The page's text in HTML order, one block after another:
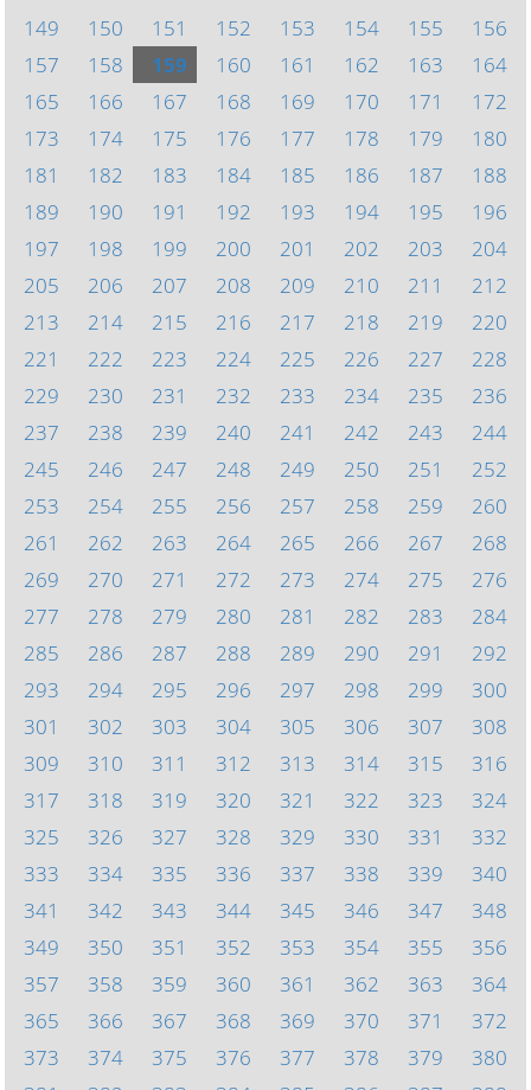
149
150 151 152 153 154 155
156
157
158 159 160 161 162 163
164
165
166 167 168 169 170 171
172
173
174 175 176 177 178 179
180
181
182 183 184 185 186 187
188
189
190 191 192 193 194 195
196
197
198 199 200 201 202 203
204
205
206 207 208 209 210 211
212
213
214 215 216 217 218 219
220
221
222 223 224 225 226 227
228
229
230 231 232 233 234 235
236
237
238 239 240 241 242 243
244
245
246 247 248 249 250 251
252
253
254 255 256 257 258 259
260
261
262 263 264 265 266 267
268
269
270 271 272 273 274 275
276
277
278 279 280 281 282 283
284
285
286 287 288 289 290 291
292
293
294 295 296 297 298 299
300
301
302 303 304 305 306 307
308
309
310 311 312 313 314 315
316
317
318 319 320 321 322 323
324
325
326 327 328 329 330 331
332
333
334 335 336 337 338 339
340
341
342 343 344 345 346 347
348
349
350 351 352 353 354 355
356
357
358 359 360 361 362 363
364
365
366 367 368 369 370 371
372
373
374 375 376 377 378 379
380